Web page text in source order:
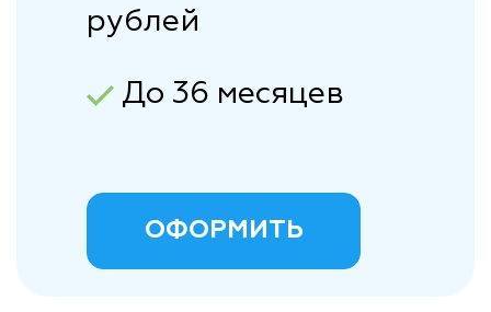
рублей
До 36 месяцев
ОФОРМИТЬ